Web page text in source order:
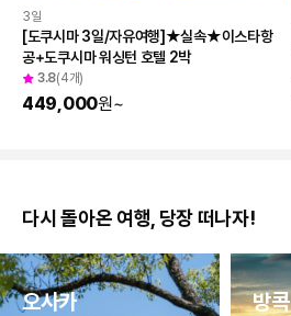
3일
[도쿠시마 3일/자유여행]★실속★이스타항
공+도쿠시마 워싱턴 호텔 2박
3.8(4개)
449,000원~
다시 돌아온 여행, 당장 떠나자!
오사카 방콕